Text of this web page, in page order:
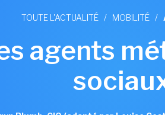
TOUTE L'ACTUALITÉ / MOBILITÉ /
agents